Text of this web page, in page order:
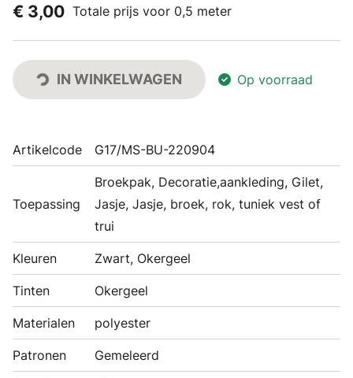
€ 3,00 Totale prijs voor 0,5 meter
IN WINKELWAGEN Op voorraad
Artikelcode G17/MS-BU-220904
Toepassing
Broekpak, Decoratie,aankleding, Gilet,
Jasje, Jasje, broek, rok, tuniek vest of
trui
Kleuren Zwart, Okergeel
Tinten Okergeel
Materialen polyester
Patronen Gemeleerd